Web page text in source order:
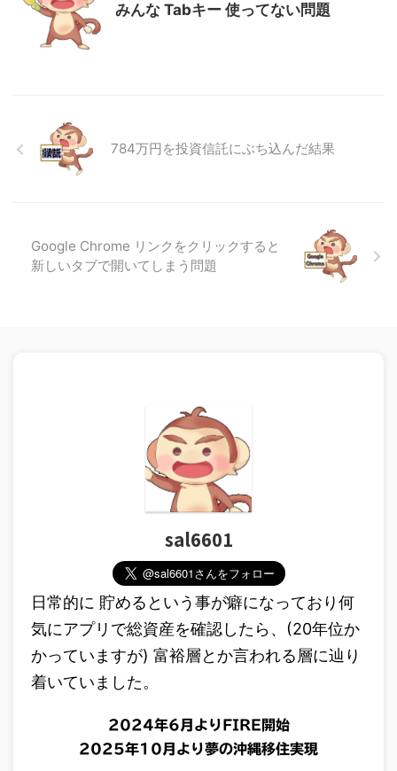
みんな Tabキー 使ってない問題
784万円を投資信託にぶち込んだ結果
Google Chrome リンクをクリックすると
新しいタブで開いてしまう問題
sal6601
日常的に 貯めるという事が癖になっており何
気にアプリで総資産を確認したら、(20年位か
かっていますが) 富裕層とか言われる層に辿り
着いていました。
2024年6月よりFIRE開始
2025年10月より夢の沖縄移住実現